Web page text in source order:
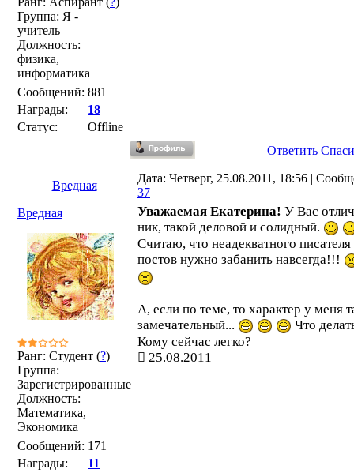
Группа: Я -
учитель
Должность:
физика,
информатика
Сообщений: 881
Награды:
18
Статус:
Offline
Ответить
Вредная
Дата: Четверг, 25.08.2011, 18:56 |
37
Вредная
Ранг: Студент (?)
Группа:
Зарегистрированные
Должность:
Математика,
Экономика
Сообщений: 171
Награды:
11
Уважаемая Екатерина! У Вас
ник, такой деловой и солидный.
Считаю, что неадекватного писателя
постов нужно забанить навсегда!!!
А, если по теме, то характер у меня
замечательный...
Что
Кому сейчас легко?
25.08.2011